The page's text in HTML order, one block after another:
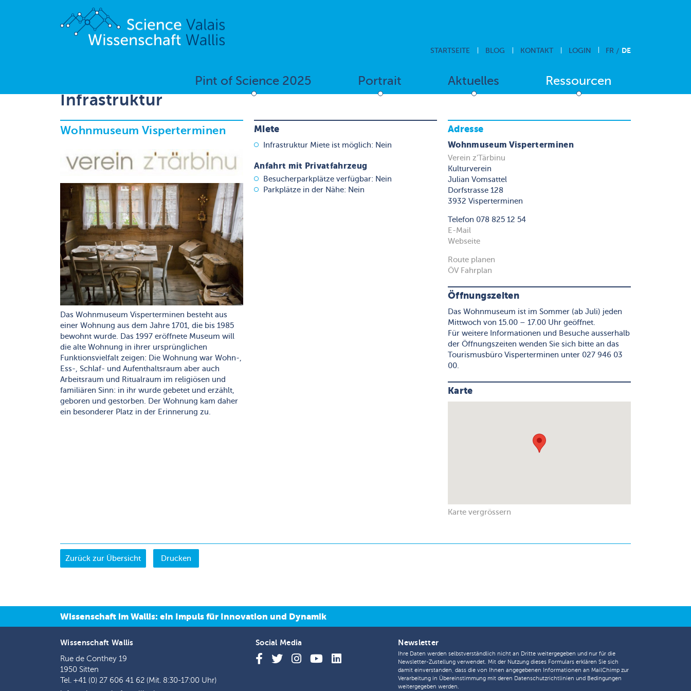
FR DE
LOGIN
STARTSEITE BLOG KONTAKT
Pint of Science 2025 Portrait Aktuelles Ressourcen
Infrastruktur
Wohnmuseum Visperterminen
Das Wohnmuseum Visperterminen besteht aus
einer Wohnung aus dem Jahre 1701, die bis 1985
bewohnt wurde. Das 1997 eröffnete Museum will
die alte Wohnung in ihrer ursprünglichen
Funktionsvielfalt zeigen: Die Wohnung war Wohn-,
Ess-, Schlaf- und Aufenthaltsraum aber auch
Arbeitsraum und Ritualraum im religiösen und
familiären Sinn: in ihr wurde gebetet und erzählt,
geboren und gestorben. Der Wohnung kam daher
ein besonderer Platz in der Erinnerung zu.
Miete
Infrastruktur Miete ist möglich: Nein
Anfahrt mit Privatfahrzeug
Besucherparkplätze verfügbar: Nein
Parkplätze in der Nähe: Nein
Adresse
Wohnmuseum Visperterminen
Verein z'Tärbinu
Kulturverein
Julian Vomsattel
Dorfstrasse 128
3932 Visperterminen
Telefon 078 825 12 54
E-Mail
Webseite
Route planen
ÖV Fahrplan
Öffnungszeiten
Das Wohnmuseum ist im Sommer (ab Juli) jeden
Mittwoch von 15.00 – 17.00 Uhr geöffnet.
Für weitere Informationen und Besuche ausserhalb
der Öffnungszeiten wenden Sie sich bitte an das
Tourismusbüro Visperterminen unter 027 946 03
00.
Karte
Karte vergrössern
Drucken
Wissenschaft im Wallis: ein Impuls für Innovation und Dynamik
Wissenschaft Wallis
Rue de Conthey 19
1950 Sitten
Tel. +41 (0) 27 606 41 62 (Mit. 8:30-17:00 Uhr)
Social Media Newsletter
Ihre Daten werden selbstverständlich nicht an Dritte weitergegeben und nur für die
Newsletter-Zustellung verwendet. Mit der Nutzung dieses Formulars erklären Sie sich
damit einverstanden, dass die von Ihnen angegebenen Informationen an MailChimp zur
Verarbeitung in Übereinstimmung mit deren Datenschutzrichtlinien und Bedingungen
weitergegeben werden.